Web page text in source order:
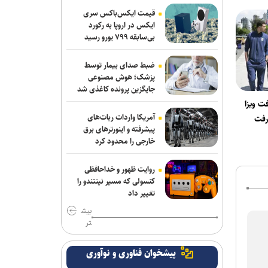
ویزا
رفت
ربیعی سرمربی شاهین بندرعامری شد
اعلام اسامی نامزدهای تایید صلاحیت شده
ریاست فدراسیون بدنسازی و پرورش اندام/
حضور عضو هیات مدیره پرسپولیس
کلباسی به چادرملو پیوست
عالیشاه در یک قدمی گل‌گهر
باقری قراردادش را با پیکان تمدید کرد
روزنامه‌های ورزشی چهارشنبه ۱۴ مرداد
۱۴۰۵
۱۴۰۵
رحیمی به شمس آذر پیوست
قیمت ایکس‌باکس سری
ایکس در اروپا به رکورد
بی‌سابقه ۷۹۹ یورو رسید
ضبط صدای بیمار توسط
پزشک؛ هوش مصنوعی
جایگزین پرونده کاغذی شد
آمریکا واردات ربات‌های
پیشرفته و اینورترهای برق
خارجی را محدود کرد
روایت ظهور و خداحافظی
کنسولی که مسیر نینتندو را
تغییر داد
بیش
تر
پیشخوان فناوری و نوآوری